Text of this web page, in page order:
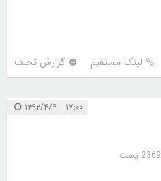
لینک مستقیم گزارش تخلف
۱۷:۰۰ ۱۳۹۲/۴/۴
2369 پست